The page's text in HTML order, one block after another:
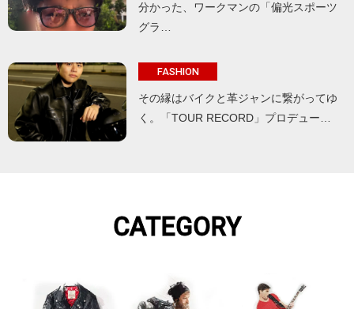
分かった、ワークマンの「偏光スポーツ
グラ…
FASHION
その縁はバイクと革ジャンに繋がってゆ
く。「TOUR RECORD」プロデュー…
CATEGORY